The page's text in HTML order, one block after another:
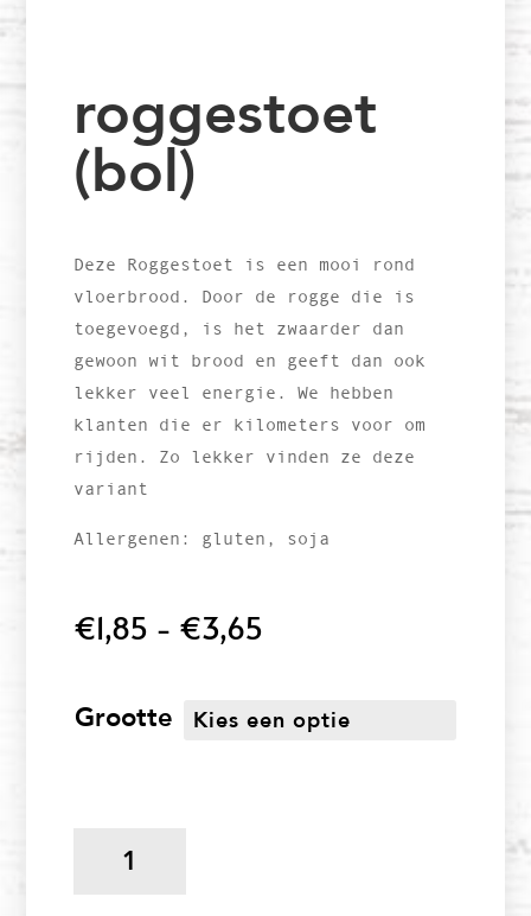
roggestoet
(bol)
Deze Roggestoet is een mooi rond
vloerbrood. Door de rogge die is
toegevoegd, is het zwaarder dan
gewoon wit brood en geeft dan ook
lekker veel energie. We hebben
klanten die er kilometers voor om
rijden. Zo lekker vinden ze deze
variant
Allergenen: gluten, soja
€1,85 - €3,65
€3,65
Grootte
(bol)